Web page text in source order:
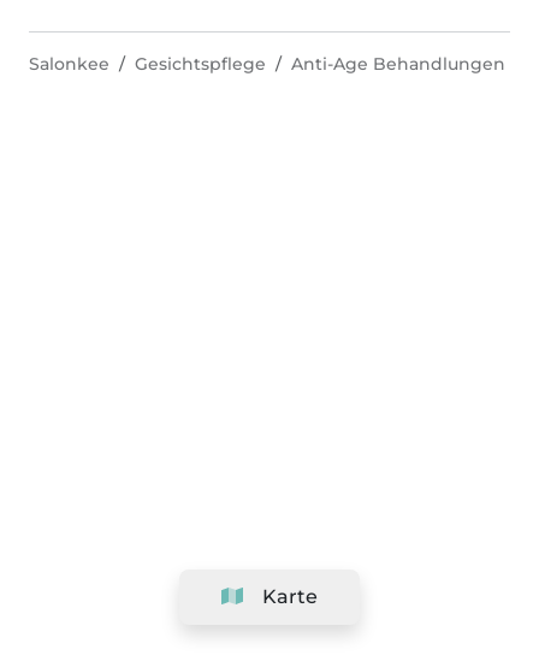
Karte
Salonkee Gesichtspflege Anti-Age Behandlungen